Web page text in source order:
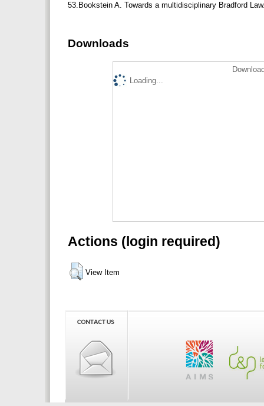
53.Bookstein A. Towards a multidisciplinary Bradford
Downloads
Loading...
Actions (login required)
View Item